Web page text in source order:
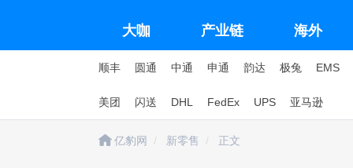
大咖 产业链 海外
顺丰 圆通 中通 申通 韵达 极兔 EMS
美团 闪送 DHL FedEx UPS 亚马逊
亿豹网 新零售 正文